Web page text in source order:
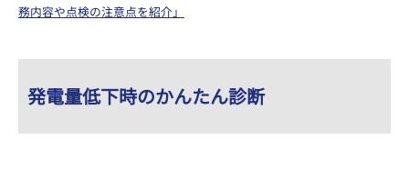
務内容や点検の注意点を紹介」
発電量低下時のかんたん診断